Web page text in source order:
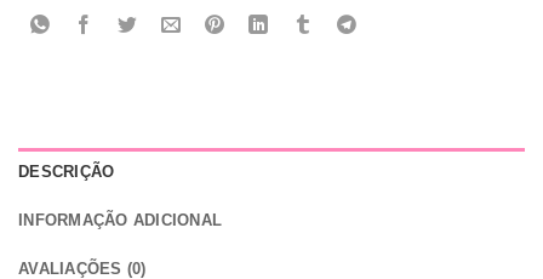
DESCRIÇÃO
INFORMAÇÃO ADICIONAL
AVALIAÇÕES (0)